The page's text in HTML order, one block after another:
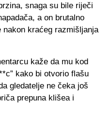
snaga su bile riječi
a on brutalno
kraćeg razmišljanja
kaže da mu kod
kako bi otvorio flašu
gledatelje ne čeka još
prepuna klišea i